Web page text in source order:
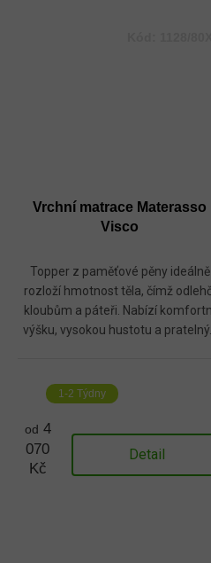
Vrchní matrace Materasso
Visco
Topper z paměťové pěny ideálně
rozloží hmotnost těla, čímž
kloubům a páteři. Nabízí
výšku, vysokou hustotu a pratelný...
1-2 Týdny
od 4
070
Kč
Detail